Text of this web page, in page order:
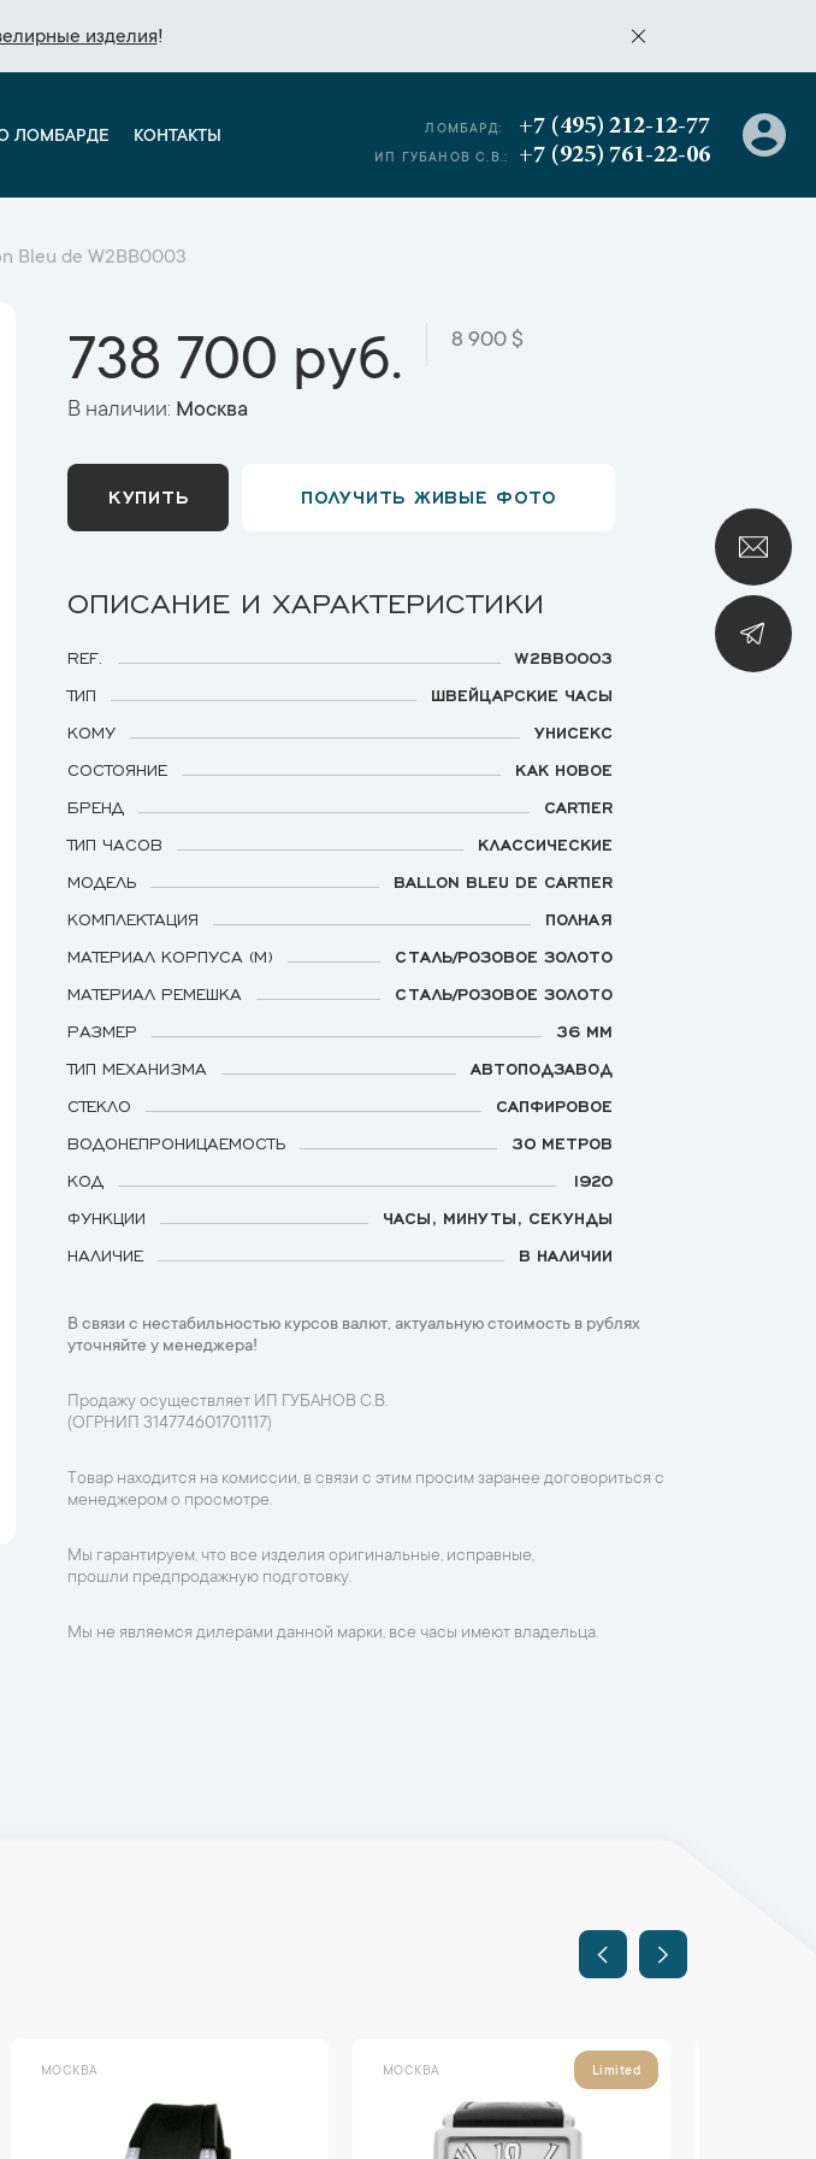
изделия!
изделия!
ЛОМБАРДЕ КОНТАКТЫ ЛОМБАРД: +7 (495) 212-12-77
ИП ГУБАНОВ С.В.: +7 (925) 761-22-06
Bleu de W2BB0003
738 700 руб. 8 900 $
В наличии: Москва
КУПИТЬ ПОЛУЧИТЬ ЖИВЫЕ ФОТО
ОПИСАНИЕ И ХАРАКТЕРИСТИКИ
REF.
W2BB0003
ТИП
ШВЕЙЦАРСКИЕ ЧАСЫ
КОМУ
УНИСЕКС
СОСТОЯНИЕ
КАК НОВОЕ
БРЕНД
CARTIER
ТИП ЧАСОВ
КЛАССИЧЕСКИЕ
МОДЕЛЬ
BALLON BLEU DE CARTIER
КОМПЛЕКТАЦИЯ
ПОЛНАЯ
МАТЕРИАЛ КОРПУСА (М)
СТАЛЬ/РОЗОВОЕ ЗОЛОТО
МАТЕРИАЛ РЕМЕШКА
СТАЛЬ/РОЗОВОЕ ЗОЛОТО
РАЗМЕР
36 ММ
ТИП МЕХАНИЗМА
АВТОПОДЗАВОД
СТЕКЛО
САПФИРОВОЕ
ВОДОНЕПРОНИЦАЕМОСТЬ
30 МЕТРОВ
КОД
1920
ФУНКЦИИ
ЧАСЫ, МИНУТЫ, СЕКУНДЫ
НАЛИЧИЕ
В НАЛИЧИИ
В связи с нестабильностью курсов валют, актуальную стоимость в рублях
уточняйте у менеджера!
Продажу осуществляет ИП ГУБАНОВ С.В.
(ОГРНИП 314774601701117)
Товар находится на комиссии, в связи с этим просим заранее договориться с
менеджером о просмотре.
Мы гарантируем, что все изделия оригинальные, исправные,
прошли предпродажную подготовку.
Мы не являемся дилерами данной марки, все часы имеют владельца.
МОСКВА МОСКВА Limited